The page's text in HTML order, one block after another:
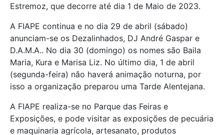
Estremoz, que decorre até dia 1 de Maio de 2023.
A FIAPE continua e no dia 29 de abril (sábado)
anunciam-se os Dezalinhados, DJ André Gaspar e
D.A.M.A.. No dia 30 (domingo) os nomes são Baila
Maria, Kura e Marisa Liz. No último dia, 1 de abril
(segunda-feira) não haverá animação noturna, por
isso a organização preparou uma Tarde Alentejana.
A FIAPE realiza-se no Parque das Feiras e
Exposições, e pode visitar as exposições de pecuária
e maquinaria agrícola, artesanato, produtos